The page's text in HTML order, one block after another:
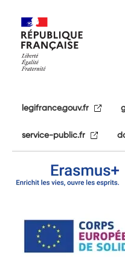
legifrance.gouv.fr
service-public.fr